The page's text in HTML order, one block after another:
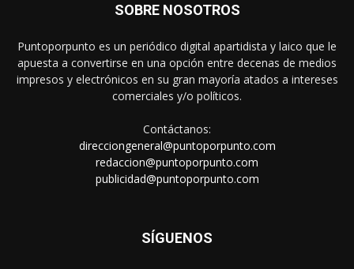
SOBRE NOSOTROS
Puntoporpunto es un periódico digital apartidista y laico que le
apuesta a convertirse en una opción entre decenas de medios
impresos y electrónicos en su gran mayoría atados a intereses
comerciales y/o políticos.
Contáctanos:
direcciongeneral@puntoporpunto.com
redaccion@puntoporpunto.com
publicidad@puntoporpunto.com
SÍGUENOS